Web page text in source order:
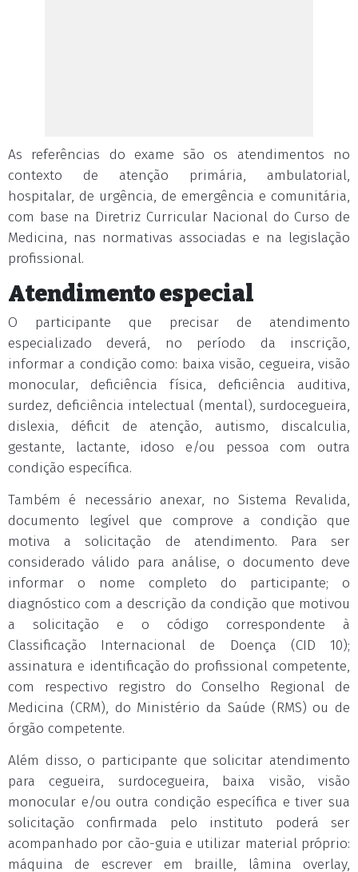
As referências do exame são os atendimentos no
contexto de atenção primária, ambulatorial,
hospitalar, de urgência, de emergência e comunitária,
com base na Diretriz Curricular Nacional do Curso de
Medicina, nas normativas associadas e na legislação
profissional.
Atendimento especial
O participante que precisar de atendimento
especializado deverá, no período da inscrição,
informar a condição como: baixa visão, cegueira, visão
monocular, deficiência física, deficiência auditiva,
surdez, deficiência intelectual (mental), surdocegueira,
dislexia, déficit de atenção, autismo, discalculia,
gestante, lactante, idoso e/ou pessoa com outra
condição específica.
Também é necessário anexar, no Sistema Revalida,
documento legível que comprove a condição que
motiva a solicitação de atendimento. Para ser
considerado válido para análise, o documento deve
informar o nome completo do participante; o
diagnóstico com a descrição da condição que motivou
a solicitação e o código correspondente à
Classificação Internacional de Doença (CID 10);
assinatura e identificação do profissional competente,
com respectivo registro do Conselho Regional de
Medicina (CRM), do Ministério da Saúde (RMS) ou de
órgão competente.
Além disso, o participante que solicitar atendimento
para cegueira, surdocegueira, baixa visão, visão
monocular e/ou outra condição específica e tiver sua
solicitação confirmada pelo instituto poderá ser
acompanhado por cão-guia e utilizar material próprio:
máquina de escrever em braille, lâmina overlay,